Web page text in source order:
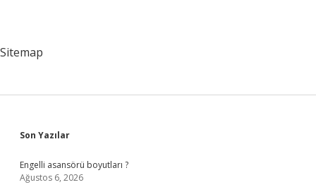
Sitemap
Sidebar
Son Yazılar
Engelli asansörü boyutları ?
Ağustos 6, 2026